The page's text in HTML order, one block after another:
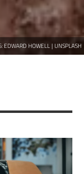
EDWARD HOWELL | UNSPLASH